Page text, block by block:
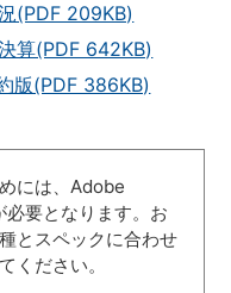
(PDF 209KB)
算(PDF 642KB)
版(PDF 386KB)
には、Adobe
要となります。お
とスペックに合わせ
ください。